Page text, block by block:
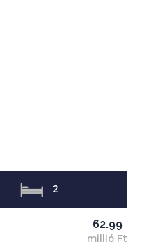
2
62.99
millió Ft